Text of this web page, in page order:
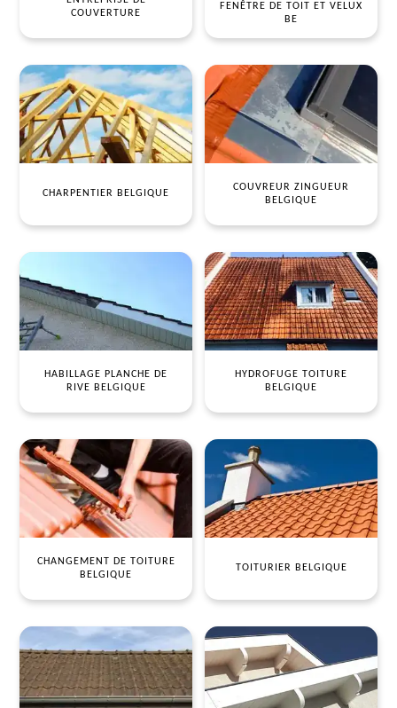
COUVERTURE
FENÊTRE DE TOIT ET VELUX
BE
CHARPENTIER BELGIQUE
COUVREUR ZINGUEUR
BELGIQUE
HABILLAGE PLANCHE DE
RIVE BELGIQUE
HYDROFUGE TOITURE
BELGIQUE
CHANGEMENT DE TOITURE
BELGIQUE
TOITURIER BELGIQUE